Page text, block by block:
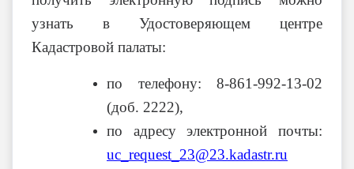
узнать в Удостоверяющем центре
Кадастровой палаты:
по телефону: 8-861-992-13-02
(доб. 2222),
по адресу электронной почты:
uc_request_23@23.kadastr.ru